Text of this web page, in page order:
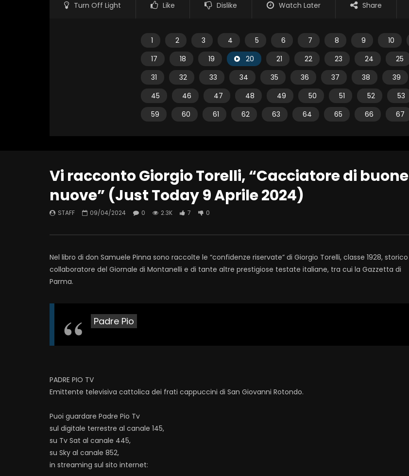
Turn Off Light Like Dislike Watch Later Share
1 2 3 4 5 6 7 8 9 10
17
18 19 20 21 22 23 24 25
31
32 33 34 35 36 37 38 39
45
46 47 48 49 50 51 52 53
59
60 61 62 63 64 65 66 67
Vi racconto Giorgio Torelli, “Cacciatore di buone
nuove” (Just Today 9 Aprile 2024)
STAFF 09/04/2024 0 2.3K 7 0
Nel libro di don Samuele Pinna sono raccolte le “confidenze riservate” di Giorgio Torelli, classe 1928, storico
collaboratore del Giornale di Montanelli e di tante altre prestigiose testate italiane, tra cui la Gazzetta di
Parma.
Padre Pio
PADRE PIO TV
Emittente televisiva cattolica dei frati cappuccini di San Giovanni Rotondo.
Puoi guardare Padre Pio Tv
sul digitale terrestre al canale 145,
su Tv Sat al canale 445,
su Sky al canale 852,
in streaming sul sito internet: